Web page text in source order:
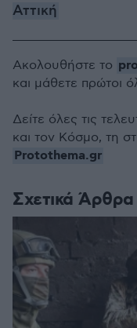
Αττική
Σχετικά Άρθρα
Ακολουθήστε το
και μάθετε πρώτοι
Δείτε όλες τις
και τον Κόσμο, τη
Protothema.gr